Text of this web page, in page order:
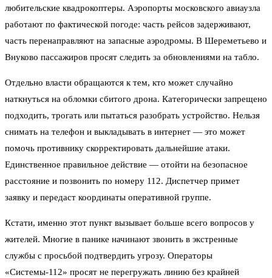
любительские квадрокоптеры. Аэропорты московского авиаузла
работают по фактической погоде: часть рейсов задерживают,
часть перенаправляют на запасные аэродромы. В Шереметьево и
Внуково пассажиров просят следить за обновлениями на табло.
Отдельно власти обращаются к тем, кто может случайно
наткнуться на обломки сбитого дрона. Категорически запрещено
подходить, трогать или пытаться разобрать устройство. Нельзя
снимать на телефон и выкладывать в интернет — это может
помочь противнику скорректировать дальнейшие атаки.
Единственное правильное действие — отойти на безопасное
расстояние и позвонить по номеру 112. Диспетчер примет
заявку и передаст координаты оперативной группе.
Кстати, именно этот пункт вызывает больше всего вопросов у
жителей. Многие в панике начинают звонить в экстренные
службы с просьбой подтвердить угрозу. Операторы
«Системы-112» просят не перегружать линию без крайней